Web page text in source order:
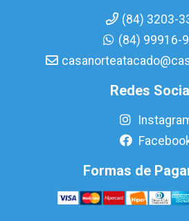
(84) 3203-
(84) 99916-
Redes
Formas de